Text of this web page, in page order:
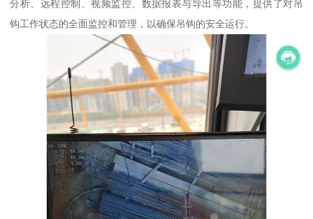
分析、远程控制、视频监控、数据报表与导出等功能，提供了对吊
钩工作状态的全面监控和管理，以确保吊钩的安全运行。